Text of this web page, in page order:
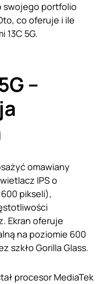
swojego portfolio
co oferuje i ile
13C 5G.
–
omawiany
IPS o
pikseli),
Ekran oferuje
na poziomie 600
szkło Gorilla Glass.
procesor MediaTek